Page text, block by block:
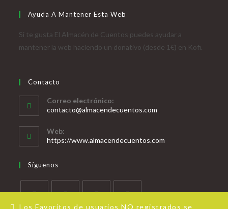
Los Favoritos de usuarios NO registrados se
Ayuda A Mantener Esta Web
Si te gusta El Almacén de Cuentos puedes ayudar a
mantener la web haciendo un donativo (desde 1€) en Kofi.
Contacto
Correo electrónico:
contacto@almacendecuentos.com
Web:
https://www.almacendecuentos.com
Síguenos